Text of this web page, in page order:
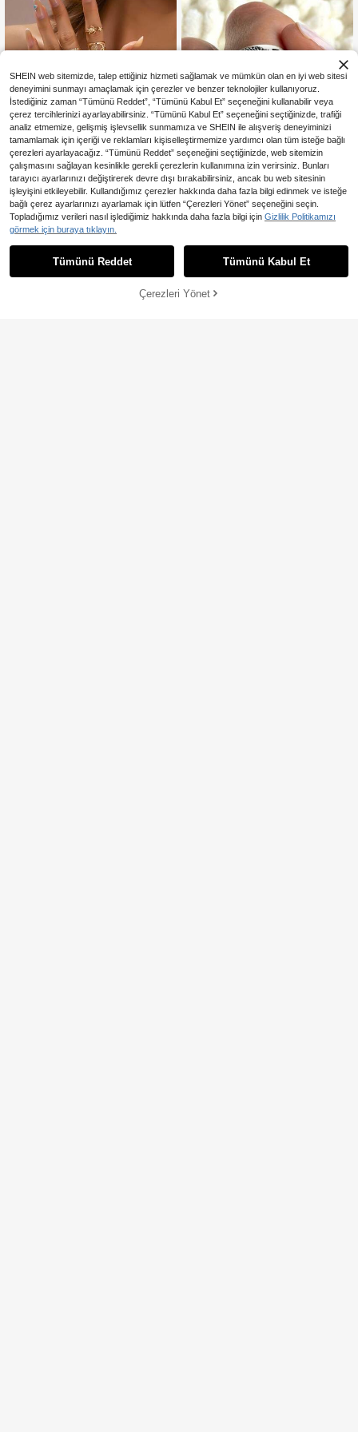
10
En Çok Satanlar Just Fantastic
8 Parça/Set Yaz Okyanus Tarzı Kap
zük Seti, Plaj Tatili İçin Bikini ve Ma
yo ile Uyumlu
189,32TL
6
1 Adet Zarif Yüzük, Kadınlar İçin Uy
gun, Düğün, Nişan Partisi, Sevgililer
anılabilir Takı
16 kaldı
SEPETE EKLE
SHEIN web sitemizde, talep ettiğiniz hizmeti sağlamak ve mümkün olan en iyi web sitesi
deneyimini sunmayı amaçlamak için çerezler ve benzer teknolojiler kullanıyoruz.
İstediğiniz zaman “Tümünü Reddet”, “Tümünü Kabul Et” seçeneğini kullanabilir veya
çerez tercihlerinizi ayarlayabilirsiniz. “Tümünü Kabul Et” seçeneğini seçtiğinizde, trafiği
analiz etmemize, gelişmiş işlevsellik sunmamıza ve SHEIN ile alışveriş deneyiminizi
tamamlamak için içeriği ve reklamları kişiselleştirmemize yardımcı olan tüm isteğe bağlı
çerezleri ayarlayacağız. “Tümünü Reddet” seçeneğini seçtiğinizde, web sitemizin
çalışmasını sağlayan kesinlikle gerekli çerezlerin kullanımına izin verirsiniz. Bunları
tarayıcı ayarlarınızı değiştirerek devre dışı bırakabilirsiniz, ancak bu web sitesinin
işleyişini etkileyebilir. Kullandığımız çerezler hakkında daha fazla bilgi edinmek ve isteğe
bağlı çerez ayarlarınızı ayarlamak için lütfen “Çerezleri Yönet” seçeneğini seçin.
Topladığımız verileri nasıl işlediğimiz hakkında daha fazla bilgi için Gizlilik Politikamızı
görmek için buraya tıklayın.
Tümünü Reddet Tümünü Kabul Et
Çerezleri Yönet